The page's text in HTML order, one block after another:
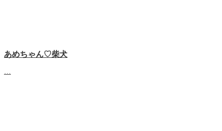
あめちゃん♡‬柴犬